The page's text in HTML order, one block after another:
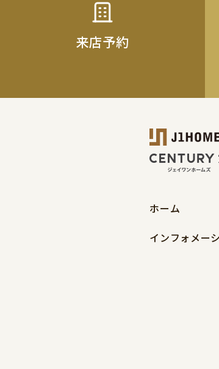
来店予約
ホーム
インフォメー